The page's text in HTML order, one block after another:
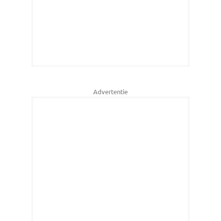
Advertentie